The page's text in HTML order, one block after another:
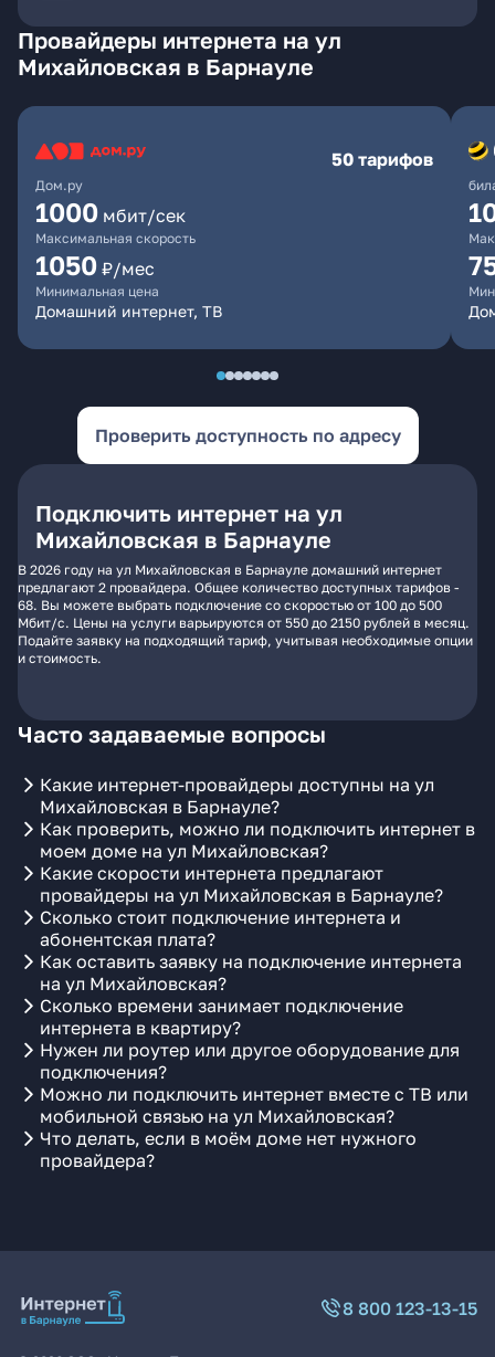
Провайдеры интернета на ул
Михайловская в Барнауле
Дом.ру
50 тарифов
1000 мбит/сек
Максимальная скорость
1050 ₽/мес
Минимальная цена
Домашний интернет, ТВ
Проверить доступность по адресу
Подключить интернет на ул
Михайловская в Барнауле
В 2026 году на ул Михайловская в Барнауле домашний интернет
предлагают 2 провайдера. Общее количество доступных тарифов -
68. Вы можете выбрать подключение со скоростью от 100 до 500
Мбит/с. Цены на услуги варьируются от 550 до 2150 рублей в месяц.
Подайте заявку на подходящий тариф, учитывая необходимые опции
и стоимость.
Часто задаваемые вопросы
Какие интернет-провайдеры доступны на ул
Михайловская в Барнауле?
Как проверить, можно ли подключить интернет в
моем доме на ул Михайловская?
Какие скорости интернета предлагают
провайдеры на ул Михайловская в Барнауле?
Сколько стоит подключение интернета и
абонентская плата?
Как оставить заявку на подключение интернета
на ул Михайловская?
Сколько времени занимает подключение
интернета в квартиру?
Нужен ли роутер или другое оборудование для
подключения?
Можно ли подключить интернет вместе с ТВ или
мобильной связью на ул Михайловская?
Что делать, если в моём доме нет нужного
провайдера?
8 800 123-13-15